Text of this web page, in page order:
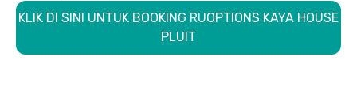
KLIK DI SINI UNTUK BOOKING RUOPTIONS KAYA HOUSE
PLUIT